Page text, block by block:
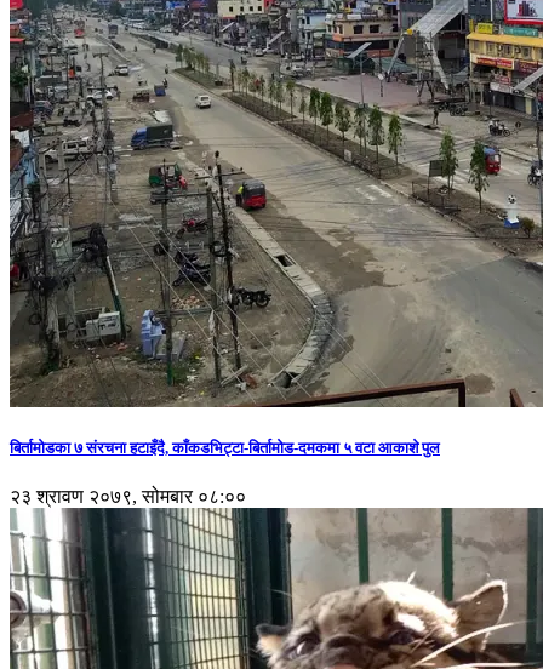
बिर्तामोडका ७ संरचना हटाइँदै, काँकडभिट्टा-बिर्तामोड-दमकमा ५ वटा आकाशे पुल
२३ श्रावण २०७९, सोमबार ०८:००